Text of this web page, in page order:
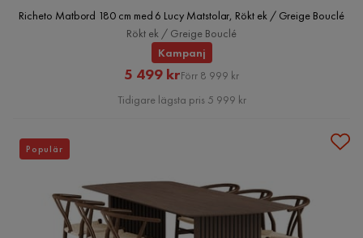
Richeto Matbord 180 cm med 6 Lucy Matstolar, Rökt ek / Greige Bouclé
Rökt ek / Greige Bouclé
Kampanj
Rabatterat
Pris
5 499 krOriginal
Pris
Förr 8 999 kr
Tidigare lägsta pris 5 999 kr
Populär